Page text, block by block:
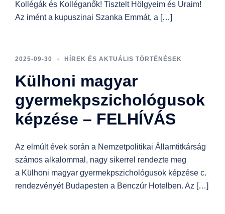
Kollégák és Kolléganők! Tisztelt Hölgyeim és Uraim!
Az imént a kupuszinai Szanka Emmát, a […]
2025-09-30 HÍREK ÉS AKTUÁLIS TÖRTÉNÉSEK
Külhoni magyar
gyermekpszichológusok
képzése – FELHÍVÁS
Az elmúlt évek során a Nemzetpolitikai Államtitkárság
számos alkalommal, nagy sikerrel rendezte meg
a Külhoni magyar gyermekpszichológusok képzése c.
rendezvényét Budapesten a Benczúr Hotelben. Az […]